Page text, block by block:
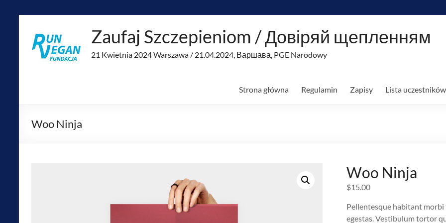
content
Zaufaj Szczepieniom / Довіряй щепленням
21 Kwietnia 2024 Warszawa / 21.04.2024, Варшава, PGE Narodowy
Strona główna Regulamin Zapisy Lista uczestników
Woo Ninja
Warning : Trying to access array
Warning: Trying to access array
Woo Ninja
$15.00
Pellentesque habitant morbi
egestas. Vestibulum tortor